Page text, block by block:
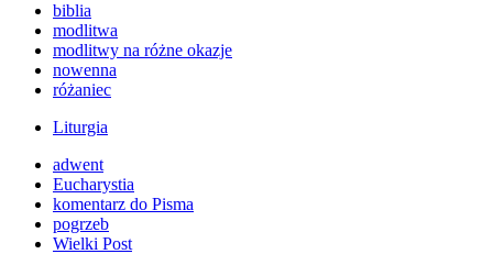
biblia
modlitwa
modlitwy na różne okazje
nowenna
różaniec
Liturgia
adwent
Eucharystia
komentarz do Pisma
pogrzeb
Wielki Post